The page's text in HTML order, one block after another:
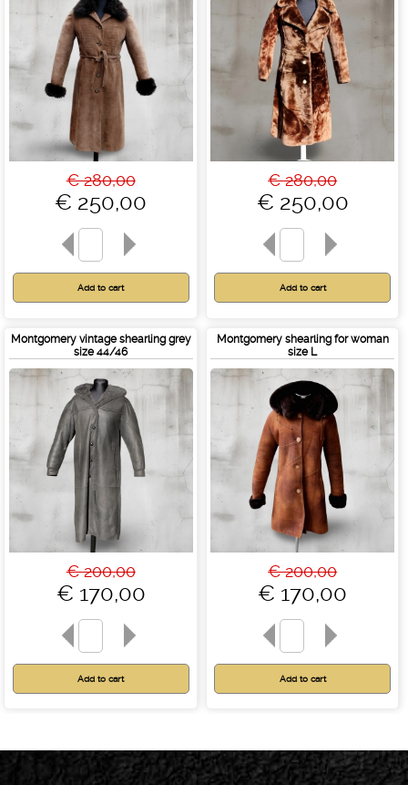
€ 280,00
€ 250,00
€ 280,00
€ 250,00
Montgomery vintage shearling grey
size 44/46
€ 200,00
€ 170,00
Montgomery shearling for woman
size L
€ 200,00
€ 170,00